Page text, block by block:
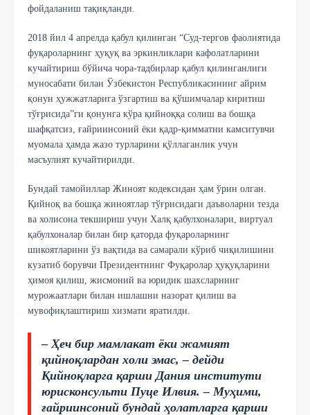
фойдаланиш тақиқланди.
2018 йил 4 апрелда қабул қилинган “Суд-тергов фаолиятида
фуқароларнинг ҳуқуқ ва эркинликлари кафолатларини
кучайтириш бўйича чора-тадбирлар қабул қилинганлиги
муносабати билан Ўзбекистон Республикасининг айрим
қонун ҳужжатларига ўзгартиш ва қўшимчалар киритиш
тўғрисида”ги қонунга кўра қийноққа солиш ва бошқа
шафқатсиз, ғайриинсоний ёки қадр-қимматни камситувчи
муомала ҳамда жазо турларини қўллаганлик учун
масъулият кучайтирилди.
Бундай тамойиллар Жиноят кодексидан ҳам ўрин олган.
Қийноқ ва бошқа жиноятлар тўғрисидаги даъволарни тезда
ва холисона текшириш учун Халқ қабулхоналари, виртуал
қабулхоналар билан бир қаторда фуқароларнинг
шикоятларини ўз вақтида ва самарали кўриб чиқилишини
кузатиб борувчи Президентнинг Фуқаролар ҳуқуқларини
ҳимоя қилиш, жисмоний ва юридик шахсларнинг
мурожаатлари билан ишлашни назорат қилиш ва
мувофиқлаштириш хизмати яратилди.
– Ҳеч бир мамлакат ёки жамият
қийноқлардан холи эмас, – дейди
Қийноқларга қарши Дания институти
юрисконсульти Пуце Илвия. – Муҳими,
ғайриинсоний бундай ҳолатларга қарши